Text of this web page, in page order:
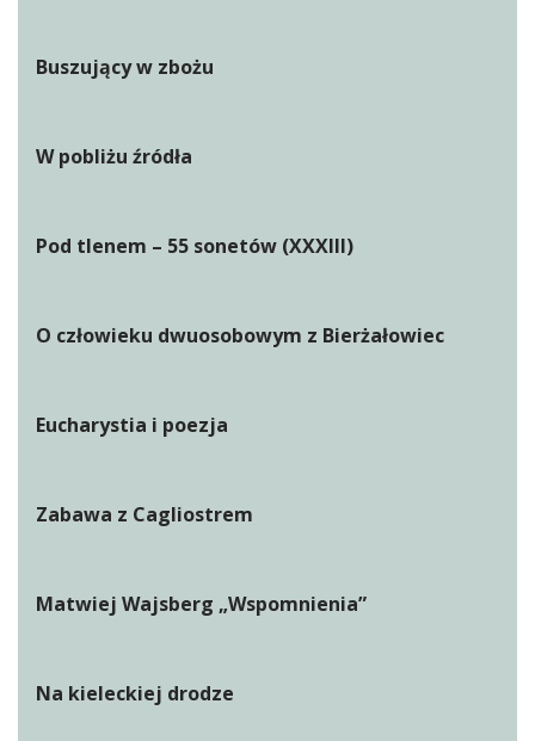
Buszujący w zbożu
W pobliżu źródła
Pod tlenem – 55 sonetów (XXXIII)
O człowieku dwuosobowym z Bierżałowiec
Eucharystia i poezja
Zabawa z Cagliostrem
Matwiej Wajsberg „Wspomnienia”
Na kieleckiej drodze